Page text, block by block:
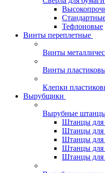
Тефлоновые
Винты переплетные
Винты
Винты
Клепки
Вырубщики
Вырубные
Штанцы для
Штанцы для
Штанцы для
Штанцы для
Штанцы для